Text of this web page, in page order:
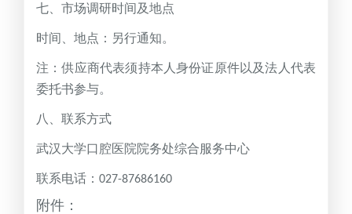
七、市场调研时间及地点
时间、地点：另行通知。
注：供应商代表须持本人身份证原件以及法人代表
委托书参与。
八、联系方式
武汉大学口腔医院院务处综合服务中心
联系电话： 027-87686160
附件：